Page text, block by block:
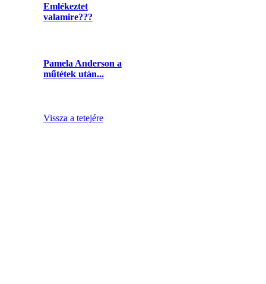
Emlékeztet
valamire???
Pamela Anderson a
műtétek után...
Vissza a tetejére